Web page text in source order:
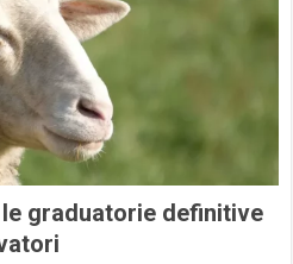
le graduatorie definitive